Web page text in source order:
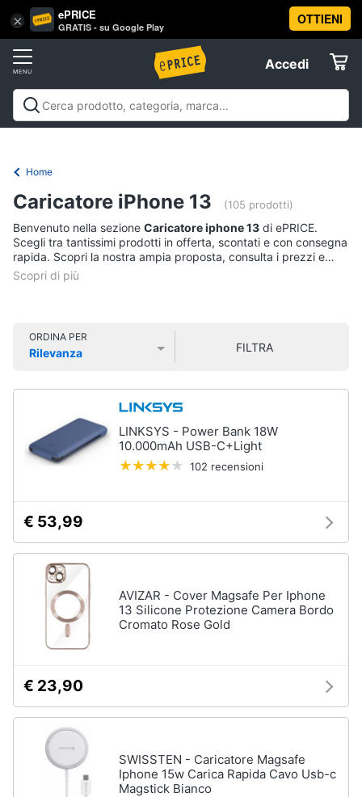
× ePRICE
GRATIS - su Google Play
OTTIENI
Accedi
Accedi
Registrati
Offerte
Informatica
Telefonia
Tv
Cinema
home
Videogiochi
Clima
Arredo
Brico
Giardinaggio
Salute
e
igiene
Vai
al
Home
Caricatore iPhone 13 (105 prodotti)
Benvenuto nella sezione Caricatore iphone 13 di ePRICE.
Scegli tra tantissimi prodotti in offerta, scontati e con consegna
rapida. Scopri la nostra ampia proposta, consulta i prezzi e
acquista comodamente online.
ORDINA PER
Rilevanza
FILTRA
LINKSYS - Power Bank 18W
10.000mAh USB-C+Light
102 recensioni
€ 53,99
AVIZAR - Cover Magsafe Per Iphone
13 Silicone Protezione Camera Bordo
Cromato Rose Gold
€ 23,90
SWISSTEN - Caricatore Magsafe
Iphone 15w Carica Rapida Cavo Usb-c
Magstick Bianco